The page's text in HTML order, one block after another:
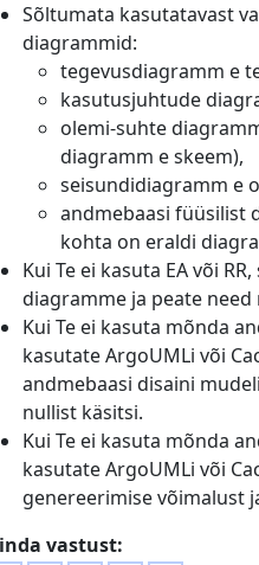
Sõltumata kasutatavast
diagrammid:
tegevusdiagramm e
kasutusjuhtude
olemi-suhte
diagramm e skeem),
seisundidiagramm e
andmebaasi füüsilist
kohta on eraldi
Kui Te ei kasuta EA või
diagramme ja peate
Kui Te ei kasuta mõnda
kasutate ArgoUMLi või
andmebaasi disaini
nullist käsitsi.
Kui Te ei kasuta mõnda
kasutate ArgoUMLi või
genereerimise võimalust
vastust: